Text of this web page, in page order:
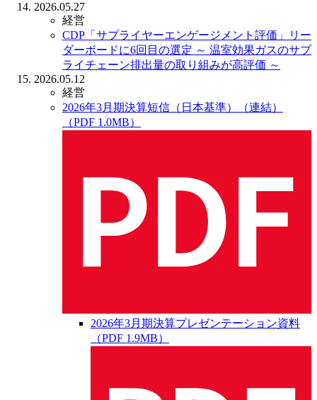
2026.05.27
経営
CDP「サプライヤーエンゲージメント評価」リー
ダーボードに6回目の選定 ～ 温室効果ガスのサプ
ライチェーン排出量の取り組みが高評価 ～
2026.05.12
経営
2026年3月期決算短信（日本基準）（連結）
（PDF 1.0MB）
2026年3月期決算プレゼンテーション資料
（PDF 1.9MB）